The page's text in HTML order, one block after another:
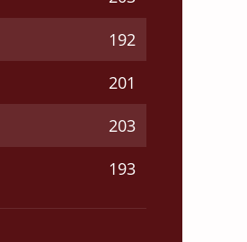
192
201
203
193